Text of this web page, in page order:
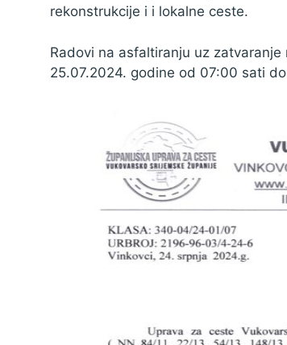
Pravo na pristup informacijama
Zaštita podataka
rekonstrukcije i i lokalne ceste.
Radovi na asfaltiranju uz
25.07.2024. godine od 07:00 sati